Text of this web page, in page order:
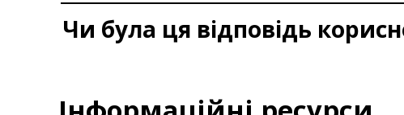
Чи була ця відповідь